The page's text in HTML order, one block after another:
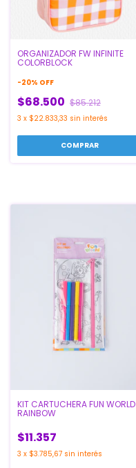
ORGANIZADOR FW INFINITE
COLORBLOCK
-20% OFF
$68.500 $85.212
3 x $22.833,33 sin interés
KIT CARTUCHERA FUN WORLD
RAINBOW
$11.357
3 x $3.785,67 sin interés